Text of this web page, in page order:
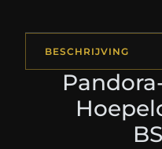
BESCHRIJVING